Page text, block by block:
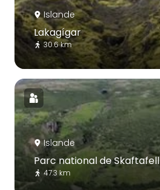
Islande
Lakagígar
30.6 km
Islande
Parc national de Skaftafell
47.3 km